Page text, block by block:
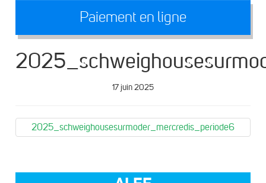
Paiement en ligne
17 juin 2025
2025_schweighousesurmoder_mercredis_periode6